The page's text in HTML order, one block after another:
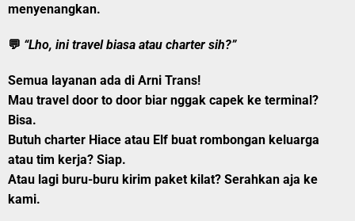
menyenangkan.
💬 “Lho, ini travel biasa atau charter sih?”
Semua layanan ada di Arni Trans!
Mau travel door to door biar nggak capek ke terminal?
Bisa.
Butuh charter Hiace atau Elf buat rombongan keluarga
atau tim kerja? Siap.
Atau lagi buru-buru kirim paket kilat? Serahkan aja ke
kami.